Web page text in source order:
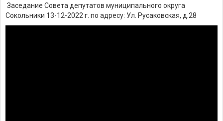
Заседание Совета депутатов муниципального округа
Сокольники 13-12-2022 г. по адресу: Ул. Русаковская, д.28